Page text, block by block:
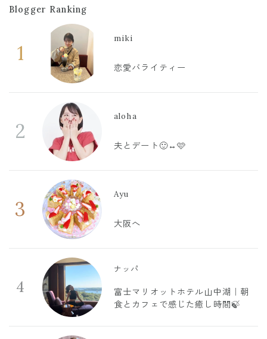
Blogger Ranking
1
miki
恋愛バライティー
2
aloha
夫とデート🙂‍↔️🩷
3
Ayu
大阪へ
4
ナッパ
富士マリオットホテル山中湖｜朝
食とカフェで感じた癒し時間🍃